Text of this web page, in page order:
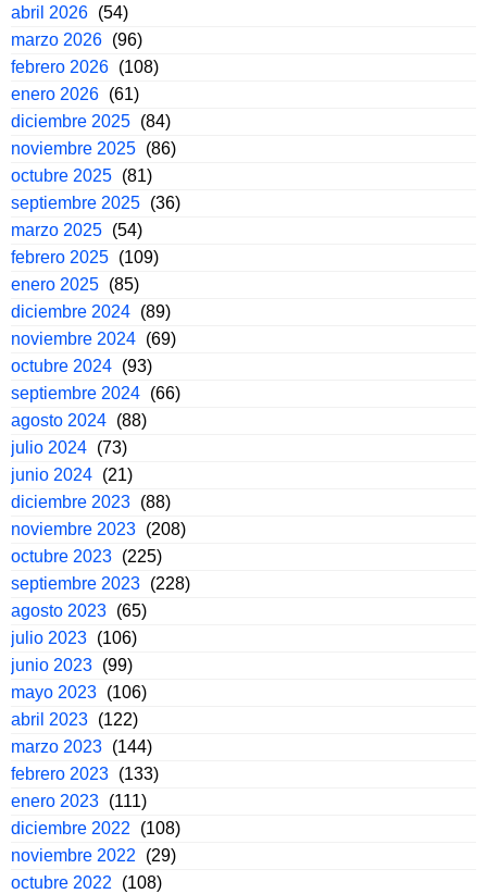
abril 2026 (54)
marzo 2026 (96)
febrero 2026 (108)
enero 2026 (61)
diciembre 2025 (84)
noviembre 2025 (86)
octubre 2025 (81)
septiembre 2025 (36)
marzo 2025 (54)
febrero 2025 (109)
enero 2025 (85)
diciembre 2024 (89)
noviembre 2024 (69)
octubre 2024 (93)
septiembre 2024 (66)
agosto 2024 (88)
julio 2024 (73)
junio 2024 (21)
diciembre 2023 (88)
noviembre 2023 (208)
octubre 2023 (225)
septiembre 2023 (228)
agosto 2023 (65)
julio 2023 (106)
junio 2023 (99)
mayo 2023 (106)
abril 2023 (122)
marzo 2023 (144)
febrero 2023 (133)
enero 2023 (111)
diciembre 2022
(108)
noviembre 2022
(29)
octubre 2022
(108)